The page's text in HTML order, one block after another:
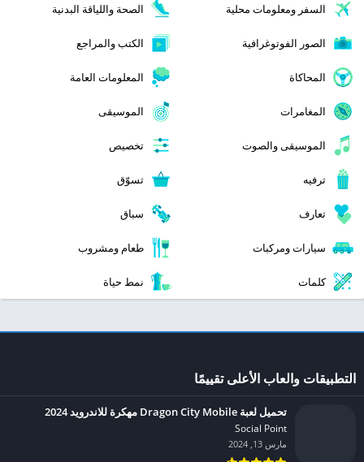
السفر ومعلومات محلية الصحة واللياقة البدنية
الصور الفوتوغرافية الكتب والمراجع
المحاكاة المعلومات العامة
المغامرات الموسيقى
الموسيقى والصوت تخصيص
ترفيه تسوّق
تعارف سباق
سيارات ومركبات طعام ومشروب
كلمات نمط حياة
التطبيقات والعاب الأعلى تقييمًا
تحميل لعبة Dragon City Mobile مهكرة للاندرويد 2024
Social Point‏
مارس 13, 2024